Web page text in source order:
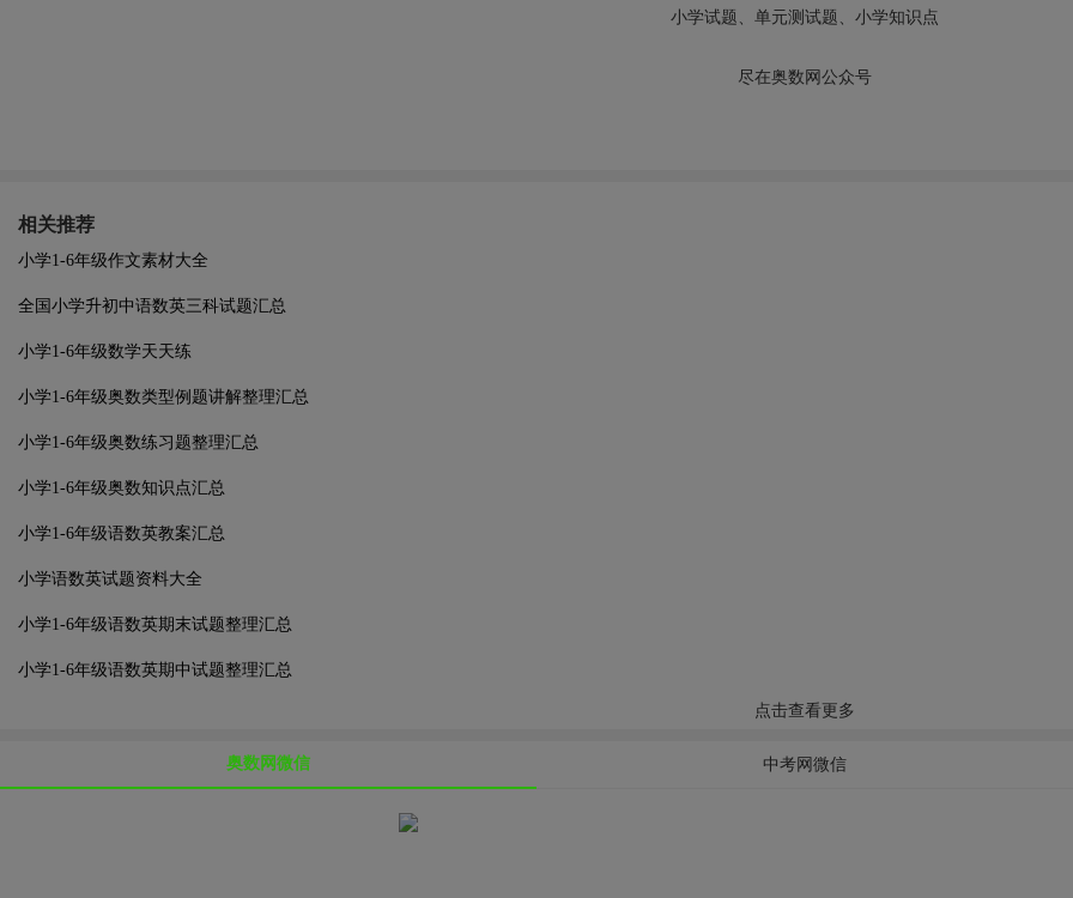
小学试题、单元测试题、小学知识点
尽在奥数网公众号
相关推荐
小学1-6年级作文素材大全
全国小学升初中语数英三科试题汇总
小学1-6年级数学天天练
小学1-6年级奥数类型例题讲解整理汇总
小学1-6年级奥数练习题整理汇总
小学1-6年级奥数知识点汇总
小学1-6年级语数英教案汇总
小学语数英试题资料大全
小学1-6年级语数英期末试题整理汇总
小学1-6年级语数英期中试题整理汇总
点击查看更多
奥数网微信 中考网微信